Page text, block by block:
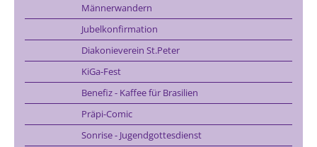
Männerwandern
Jubelkonfirmation
Diakonieverein St.Peter
KiGa-Fest
Benefiz - Kaffee für Brasilien
Präpi-Comic
Sonrise - Jugendgottesdienst